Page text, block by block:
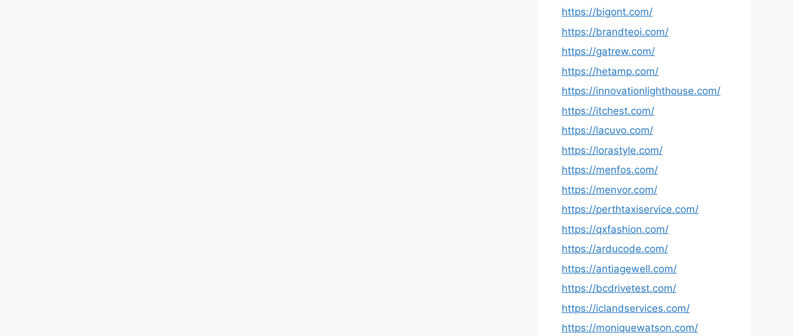
https://bigont.com/
https://brandteoi.com/
https://gatrew.com/
https://hetamp.com/
https://innovationlighthouse.com/
https://itchest.com/
https://lacuvo.com/
https://lorastyle.com/
https://menfos.com/
https://menvor.com/
https://perthtaxiservice.com/
https://qxfashion.com/
https://arducode.com/
https://antiagewell.com/
https://bcdrivetest.com/
https://iclandservices.com/
https://moniquewatson.com/